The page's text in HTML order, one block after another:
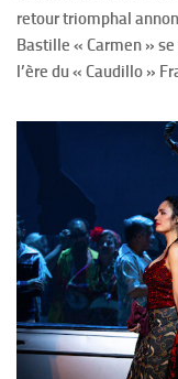
retour triomphal
Bastille « Carmen »
l’ère du « Caudillo »